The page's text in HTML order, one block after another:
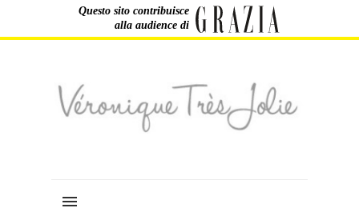
Questo sito contribuisce
alla audience di